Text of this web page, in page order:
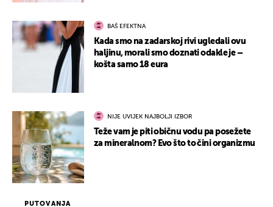
PUTOVANJA
BAŠ EFEKTNA
Kada smo na zadarskoj rivi ugledali ovu
haljinu, morali smo doznati odakle je –
košta samo 18 eura
NIJE UVIJEK NAJBOLJI IZBOR
Teže vam je piti običnu vodu pa posežete
za mineralnom? Evo što to čini organizmu